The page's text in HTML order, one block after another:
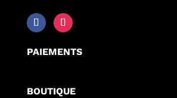
PAIEMENTS
BOUTIQUE